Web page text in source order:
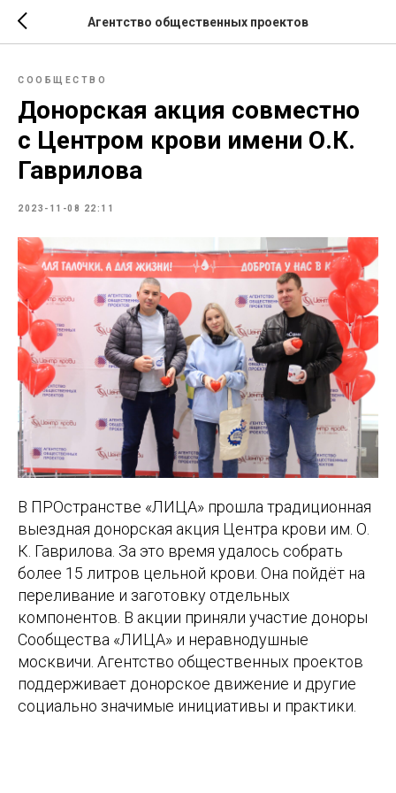
Агентство общественных проектов
СООБЩЕСТВО
Донорская акция совместно
с Центром крови имени О.К.
Гаврилова
2023-11-08 22:11
В ПРОстранстве «ЛИЦА» прошла традиционная
выездная донорская акция Центра крови им. О.
К. Гаврилова. За это время удалось собрать
более 15 литров цельной крови. Она пойдёт на
переливание и заготовку отдельных
компонентов. В акции приняли участие доноры
Сообщества «ЛИЦА» и неравнодушные
москвичи. Агентство общественных проектов
поддерживает донорское движение и другие
социально значимые инициативы и практики.